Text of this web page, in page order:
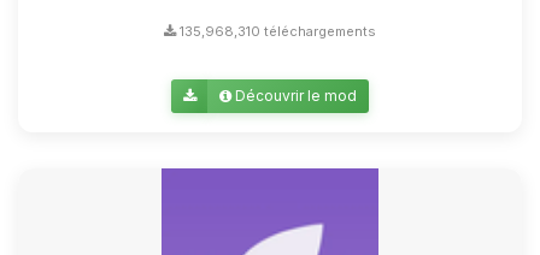
135,968,310 téléchargements
Découvrir le mod